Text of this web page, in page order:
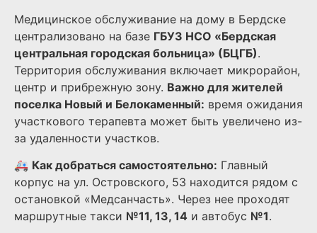
Медицинское обслуживание на дому в Бердске
централизовано на базе ГБУЗ НСО «Бердская
центральная городская больница» (БЦГБ).
Территория обслуживания включает микрорайон,
центр и прибрежную зону. Важно для жителей
поселка Новый и Белокаменный: время ожидания
участкового терапевта может быть увеличено из-
за удаленности участков.
🚑 Как добраться самостоятельно: Главный
корпус на ул. Островского, 53 находится рядом с
остановкой «Медсанчасть». Через нее проходят
маршрутные такси №11, 13, 14 и автобус №1.